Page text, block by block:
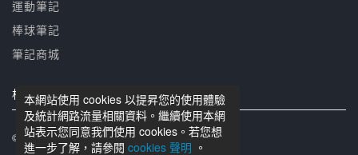
本網站使用 cookies 以提昇您的使用體驗
及統計網路流量相關資料。繼續使用本網
站表示您同意我們使用 cookies。若您想
進一步了解，請參閱 cookies 聲明 。
運動筆記
棒球筆記
筆記商城
相關網站
© 籃球筆記 版權所有